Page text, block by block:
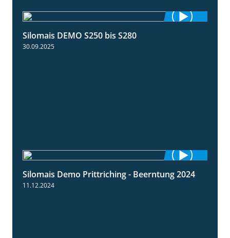
Silomais DEMO S250 bis S280
30.09.2025
12:28
Silomais Demo Prittriching - Beerntung 2024
11.12.2024